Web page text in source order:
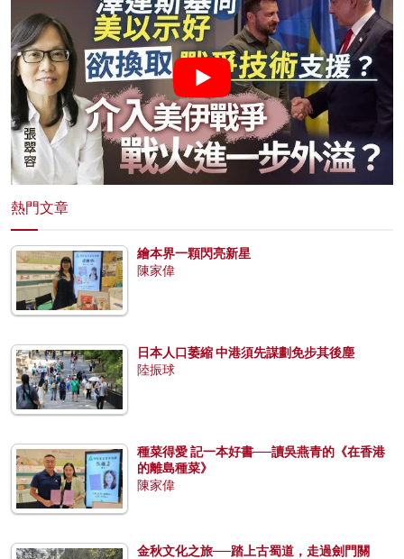
熱門文章
繪本界一顆閃亮新星
陳家偉
日本人口萎縮 中港須先謀劃免步其後塵
陸振球
種菜得愛 記一本好書──讀吳燕青的《在香港
的離島種菜》
陳家偉
金秋文化之旅──踏上古蜀道，走過劍門關